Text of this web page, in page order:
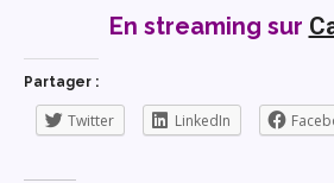
En streaming sur
Partager :
Twitter LinkedIn